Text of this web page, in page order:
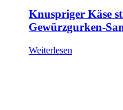
Knuspriger Käse
Gewürzgurken-
Weiterlesen